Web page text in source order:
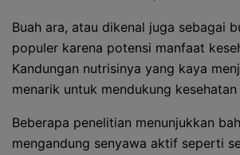
Buah ara, atau dikenal juga sebagai
populer karena potensi manfaat
Kandungan nutrisinya yang kaya
menarik untuk mendukung
Beberapa penelitian menunjukkan
mengandung senyawa aktif seperti